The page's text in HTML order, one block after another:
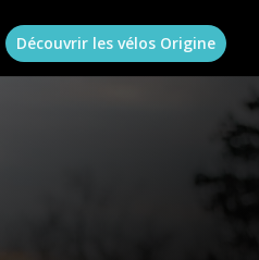
Découvrir les vélos Origine